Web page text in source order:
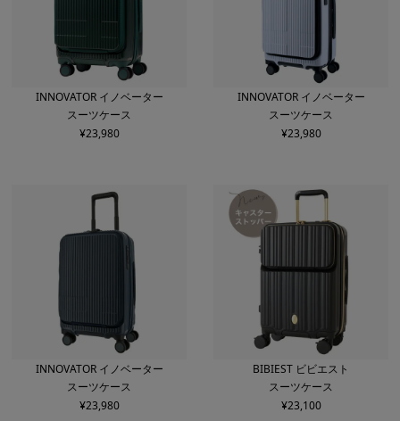
INNOVATOR イノベーター
スーツケース
¥23,980
INNOVATOR イノベーター
スーツケース
¥23,980
INNOVATOR イノベーター
スーツケース
¥23,980
BIBIEST ビビエスト
スーツケース
¥23,100